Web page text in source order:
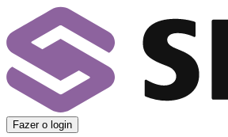
Fazer o login